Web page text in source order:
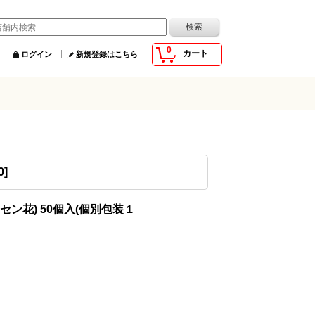
0 カート
ログイン 新規登録はこちら
]
ン花) 50個入(個別包装１